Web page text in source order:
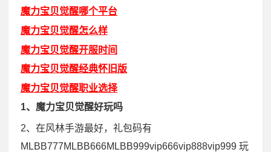
魔力宝贝觉醒哪个平台
魔力宝贝觉醒怎么样
魔力宝贝觉醒开服时间
魔力宝贝觉醒经典怀旧版
魔力宝贝觉醒职业选择
1、魔力宝贝觉醒好玩吗
2、在风林手游最好，礼包码有
MLBB777MLBB666MLBB999vip666vip888vip999 玩